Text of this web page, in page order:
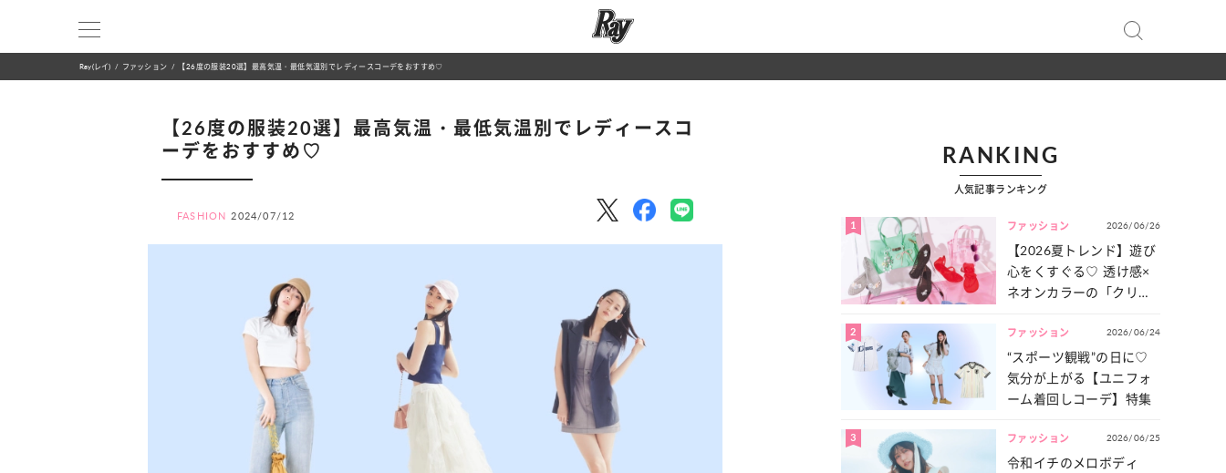
Ray(レイ) ファッション 【26度の服装20選】最高気温・最低気温別でレディースコーデをおすすめ♡
【26度の服装20選】最高気温・最低気温別でレディースコ
ーデをおすすめ♡
FASHION 2024/07/12
RANKING
人気記事ランキング
1 ファッション 2026/06/26
【2026夏トレンド】遊び
心をくすぐる♡ 透け感×
ネオンカラーの「クリア
2 ファッション 2026/06/24
“スポーツ観戦”の日に♡
気分が上がる【ユニフォ
ーム着回しコーデ】特集
3 ファッション 2026/06/25
令和イチのメロボディ